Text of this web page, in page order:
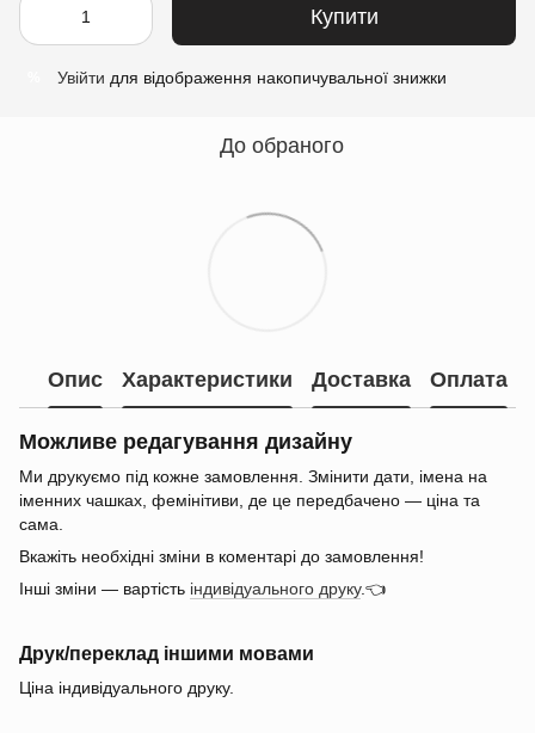
Купити
Увійти для відображення накопичувальної знижки
До обраного
Опис Характеристики Доставка Оплата
Можливе редагування дизайну
Ми друкуємо під кожне замовлення. Змінити дати, імена на
іменних чашках, фемінітиви, де це передбачено — ціна та
сама.
Вкажіть необхідні зміни в коментарі до замовлення!
Інші зміни — вартість індивідуального друку.👈
Друк/переклад іншими мовами
Ціна індивідуального друку.